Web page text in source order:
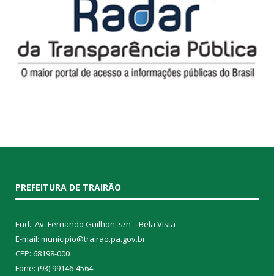
PREFEITURA DE TRAIRÃO
End.: Av. Fernando Guilhon, s/n – Bela Vista
E-mail: municipio@trairao.pa.gov.br
CEP: 68198-000
Fone: (93) 99146-4564